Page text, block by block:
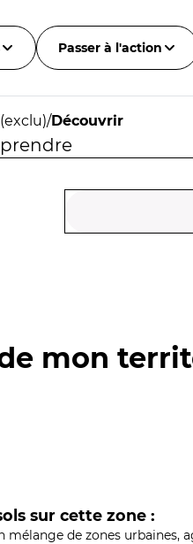
Passer à l'action
/Découvrir
mon
sur cette zone :
de zones urbaines,